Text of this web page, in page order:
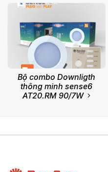
Bộ combo Downligth
thông minh sense6
AT20.RM 90/7W